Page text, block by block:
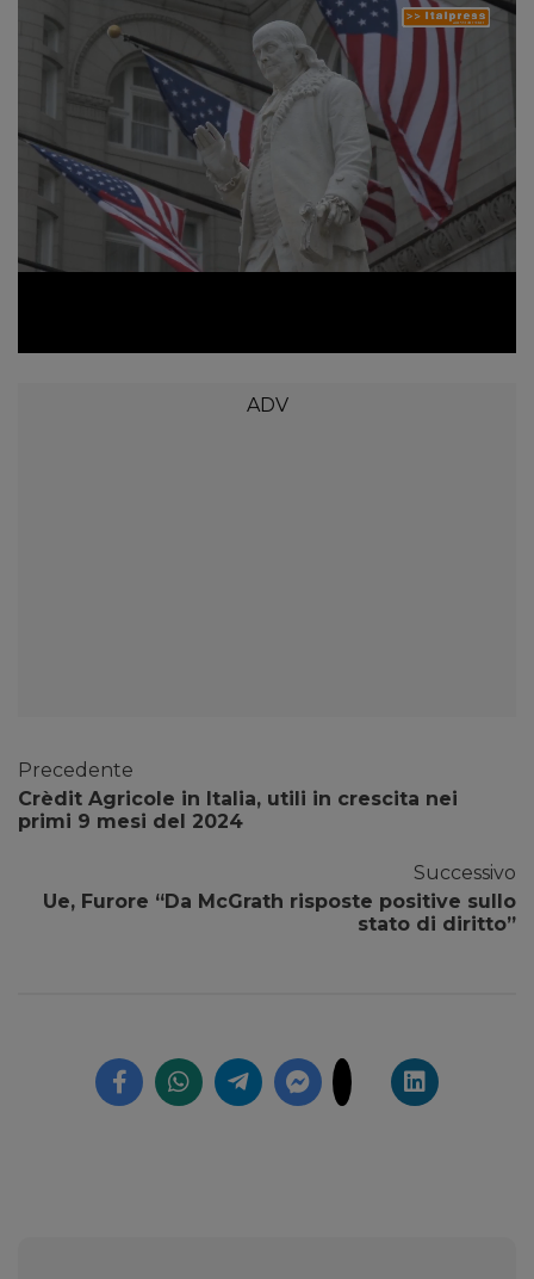
Precedente
Crèdit Agricole in Italia, utili in crescita nei
primi 9 mesi del 2024
Successivo
Ue, Furore “Da McGrath risposte positive sullo
stato di diritto”